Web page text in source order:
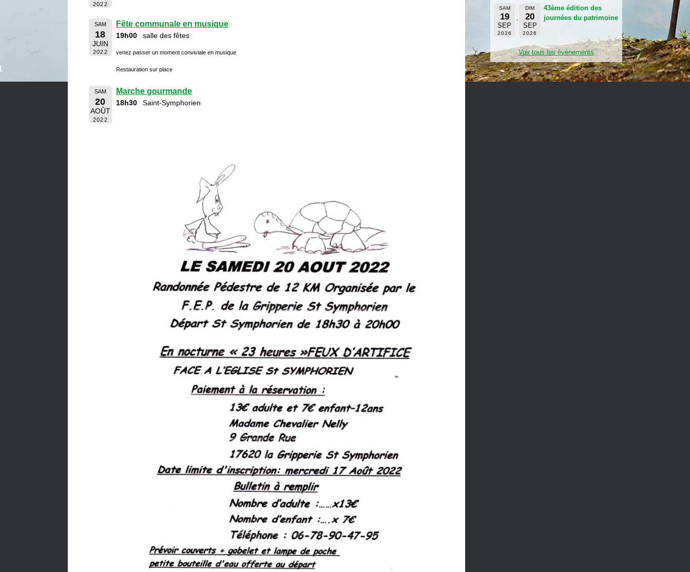
2022
SAM
18
JUIN
2022
Fête communale en musique
19h00 salle des fêtes
venez passer un moment conviviale en musique
Restauration sur place
SAM
20
AOÛT
2022
Marche gourmande
18h30 Saint-Symphorien
SAM
19
SEP
2026
DIM
20
SEP
2026
43ème édition des
journées du patrimoine
Voir tous les événements